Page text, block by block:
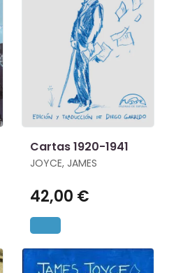
Cartas 1920-1941
JOYCE, JAMES
42,00 €